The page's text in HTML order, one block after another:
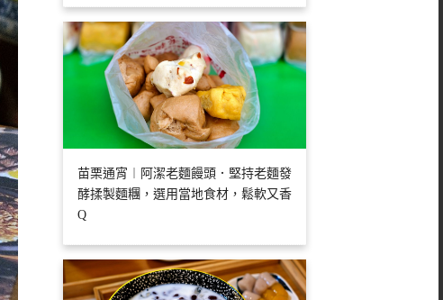
苗栗通宵︱阿潔老麵饅頭．堅持老麵發
酵揉製麵糰，選用當地食材，鬆軟又香
Q